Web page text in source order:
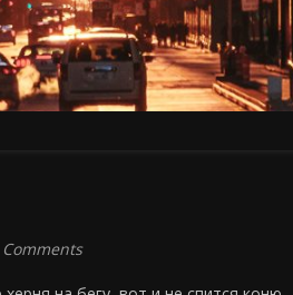
Comments